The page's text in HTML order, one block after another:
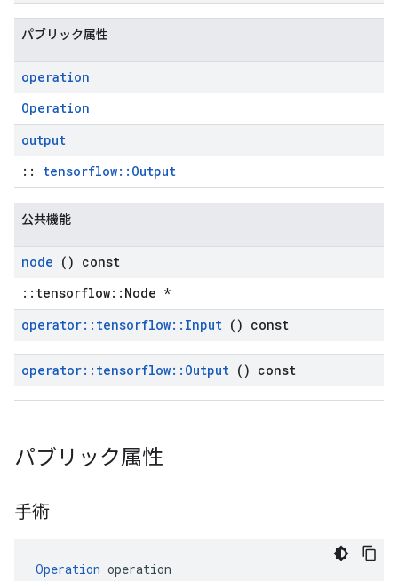
パブリック属性
operation
Operation
output
:: tensorflow::Output
公共機能
node () const
::tensorflow::Node *
operator:: tensorflow:: Input () const
operator:: tensorflow:: Output () const
パブリック属性
手術
Operation operation